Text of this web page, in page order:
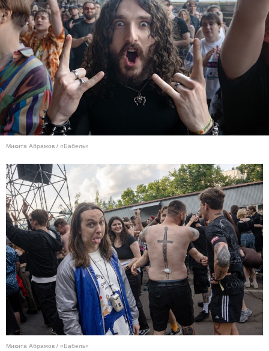
Микита Абрамов / «Бабель»
Микита Абрамов / «Бабель»